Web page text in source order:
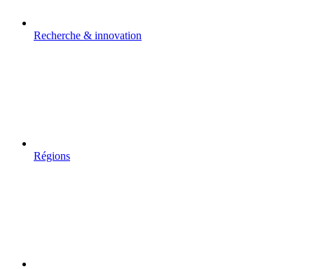
Recherche & innovation
Régions